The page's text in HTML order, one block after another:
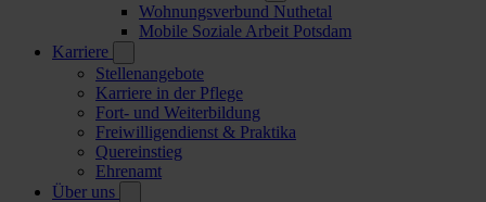
Wohnungsverbund Nuthetal
Mobile Soziale Arbeit Potsdam
Karriere
Stellenangebote
Karriere in der Pflege
Fort- und Weiterbildung
Freiwilligendienst & Praktika
Quereinstieg
Ehrenamt
Über uns